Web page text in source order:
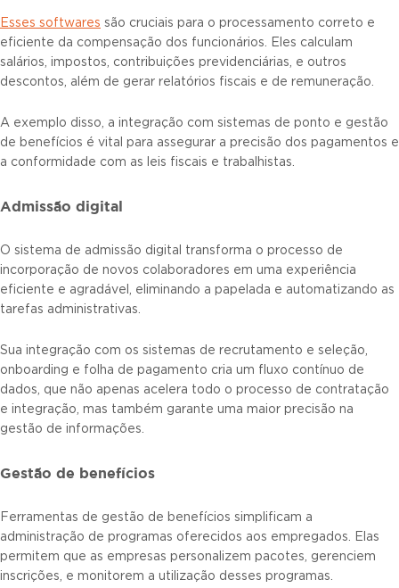
Esses softwares são cruciais para o processamento correto e
eficiente da compensação dos funcionários. Eles calculam
salários, impostos, contribuições previdenciárias, e outros
descontos, além de gerar relatórios fiscais e de remuneração.
A exemplo disso, a integração com sistemas de ponto e gestão
de benefícios é vital para assegurar a precisão dos pagamentos e
a conformidade com as leis fiscais e trabalhistas.
Admissão digital
O sistema de admissão digital transforma o processo de
incorporação de novos colaboradores em uma experiência
eficiente e agradável, eliminando a papelada e automatizando as
tarefas administrativas.
Sua integração com os sistemas de recrutamento e seleção,
onboarding e folha de pagamento cria um fluxo contínuo de
dados, que não apenas acelera todo o processo de contratação
e integração, mas também garante uma maior precisão na
gestão de informações.
Gestão de benefícios
Ferramentas de gestão de benefícios simplificam a
administração de programas oferecidos aos empregados. Elas
permitem que as empresas personalizem pacotes, gerenciem
inscrições, e monitorem a utilização desses programas.